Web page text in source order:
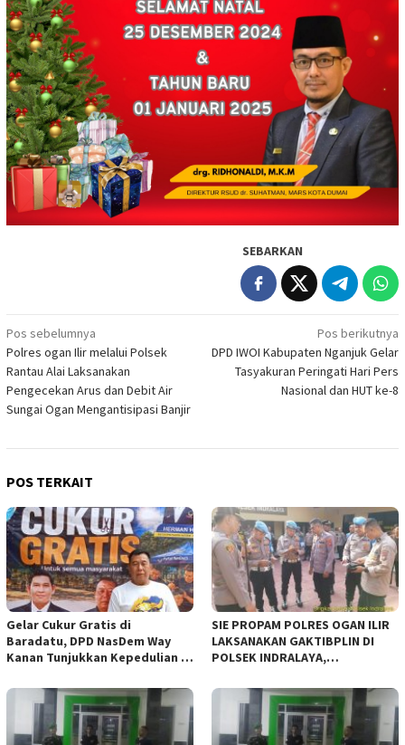
SEBARKAN
Navigasi
pos
Pos sebelumnya
Polres ogan Ilir melalui Polsek
Rantau Alai Laksanakan
Pengecekan Arus dan Debit Air
Sungai Ogan Mengantisipasi Banjir
Pos berikutnya
DPD IWOI Kabupaten Nganjuk Gelar
Tasyakuran Peringati Hari Pers
Nasional dan HUT ke-8
POS TERKAIT
Gelar Cukur Gratis di
Baradatu, DPD NasDem Way
Kanan Tunjukkan Kepedulian di
SIE PROPAM POLRES OGAN ILIR
LAKSANAKAN GAKTIBPLIN DI
POLSEK INDRALAYA,
PERSONEL POLRI*